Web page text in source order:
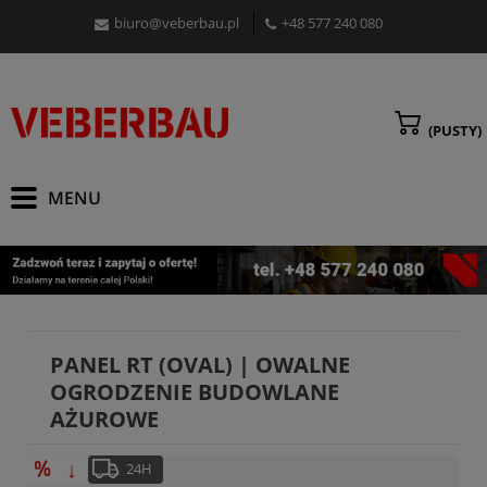
biuro@veberbau.pl +48 577 240 080
(PUSTY)
PANEL RT (OVAL) | OWALNE
OGRODZENIE BUDOWLANE
AŻUROWE
↓
24H